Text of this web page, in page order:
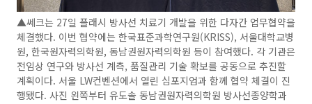
▲쎄크는 27일 플래시 방사선 치료기 개발을 위한 다자간 업무협약을
체결했다. 이번 협약에는 한국표준과학연구원(KRISS), 서울대학교병
원, 한국원자력의학원, 동남권원자력의학원 등이 참여했다. 각 기관은
전임상 연구와 방사선 계측, 품질관리 기술 확보를 공동으로 추진할
계획이다. 서울 LW컨벤션에서 열린 심포지엄과 함께 협약 체결이 진
행됐다. 사진 왼쪽부터 유도솔 동남권원자력의학원 방사선종양학과